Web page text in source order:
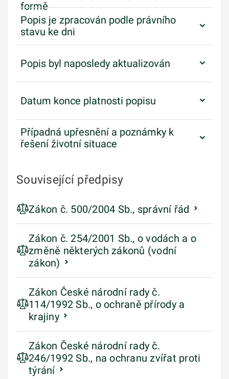
formě
Popis je zpracován podle právního
stavu ke dni
Popis byl naposledy aktualizován
Datum konce platnosti popisu
Případná upřesnění a poznámky k
řešení životní situace
Související předpisy
Zákon č. 500/2004 Sb., správní řád
Zákon č. 254/2001 Sb., o vodách a o
změně některých zákonů (vodní
zákon)
Zákon České národní rady č.
114/1992 Sb., o ochraně přírody a
krajiny
Zákon České národní rady č.
246/1992 Sb., na ochranu zvířat proti
týrání